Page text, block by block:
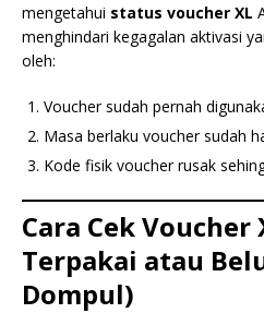
mengetahui status voucher XL
menghindari kegagalan aktivasi
oleh:
Voucher sudah pernah
Masa berlaku voucher sudah
Kode fisik voucher rusak
Cara Cek Voucher
Terpakai atau
Dompul)